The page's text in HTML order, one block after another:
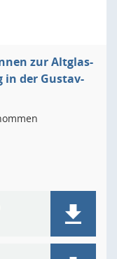
zur Altglas-
der Gustav-